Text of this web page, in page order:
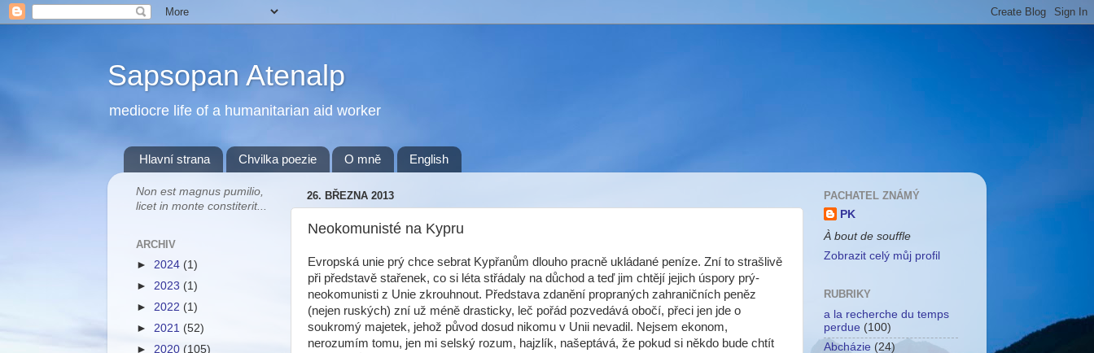
Sapsopan Atenalp
mediocre life of a humanitarian aid worker
Hlavní strana Chvilka poezie O mně English
26. BŘEZNA 2013
Neokomunisté na Kypru
Evropská unie prý chce sebrat Kypřanům dlouho pracně ukládané peníze. Zní to strašlivě
při představě stařenek, co si léta střádaly na důchod a teď jim chtějí jejich úspory prý-
neokomunisti z Unie zkrouhnout. Představa zdanění propraných zahraničních peněz
(nejen ruských) zní už méně drasticky, leč pořád pozvedává obočí, přeci jen jde o
soukromý majetek, jehož původ dosud nikomu v Unii nevadil. Nejsem ekonom,
nerozumím tomu, jen mi selský rozum, hajzlík, našeptává, že pokud si někdo bude chtít
Non est magnus pumilio,
licet in monte constiterit...
ARCHIV
► 2024 (1)
► 2023 (1)
► 2022 (1)
► 2021 (52)
► 2020 (105)
PACHATEL ZNÁMÝ
PK
À bout de souffle
Zobrazit celý můj profil
RUBRIKY
a la recherche du temps
perdue (100)
Abcházie (24)